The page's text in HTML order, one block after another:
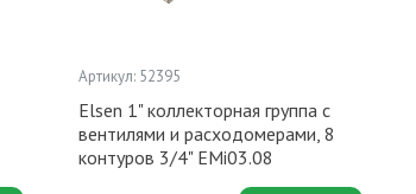
Артикул: 52395
Elsen 1" коллекторная группа с
вентилями и расходомерами, 8
контуров 3/4" EMi03.08